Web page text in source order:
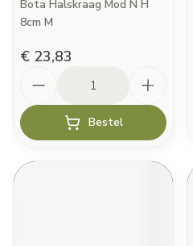
Bota Halskraag Mod N H
8cm M
€ 23,83
Bestel